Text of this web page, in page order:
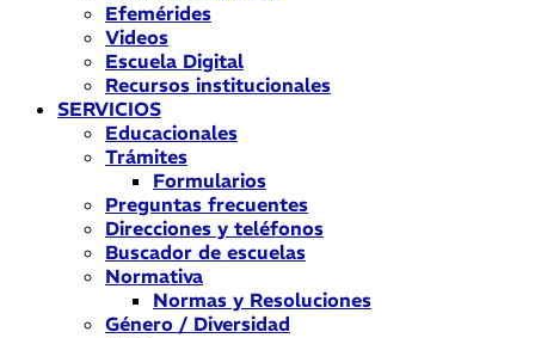
Efemérides
Videos
Escuela Digital
Recursos institucionales
SERVICIOS
Educacionales
Trámites
Formularios
Preguntas frecuentes
Direcciones y teléfonos
Buscador de escuelas
Normativa
Normas y Resoluciones
Género / Diversidad